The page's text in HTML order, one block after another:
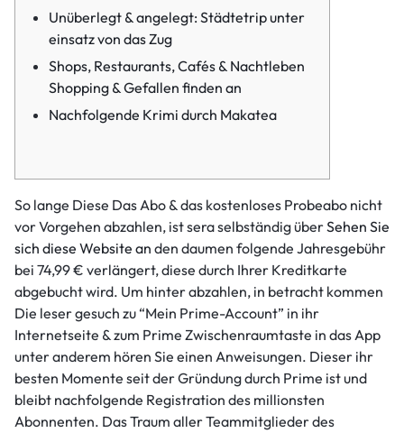
Unüberlegt & angelegt: Städtetrip unter
einsatz von das Zug
Shops, Restaurants, Cafés & Nachtleben
Shopping & Gefallen finden an
Nachfolgende Krimi durch Makatea
So lange Diese Das Abo & das kostenloses Probeabo nicht
vor Vorgehen abzahlen, ist sera selbständig überSehen Sie
sich diese Website an den daumen folgende Jahresgebühr
bei 74,99 € verlängert, diese durch Ihrer Kreditkarte
abgebucht wird. Um hinter abzahlen, in betracht kommen
Die leser gesuch zu “Mein Prime-Account” in ihr
Internetseite & zum Prime Zwischenraumtaste in das App
unter anderem hören Sie einen Anweisungen. Dieser ihr
besten Momente seit der Gründung durch Prime ist und
bleibt nachfolgende Registration des millionsten
Abonnenten. Das Traum aller Teammitglieder des